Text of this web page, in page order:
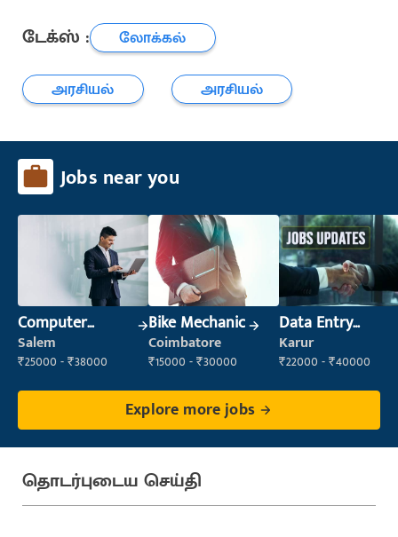
டேக்ஸ் :
லோக்கல்
அரசியல்
அரசியல்
Jobs near you
Computer
Operator
Salem
₹25000 - ₹38000
Bike Mechanic
Coimbatore
₹15000 - ₹30000
Data Entry
Operator
Karur
₹22000 - ₹40000
Explore more jobs
தொடர்புடைய செய்தி